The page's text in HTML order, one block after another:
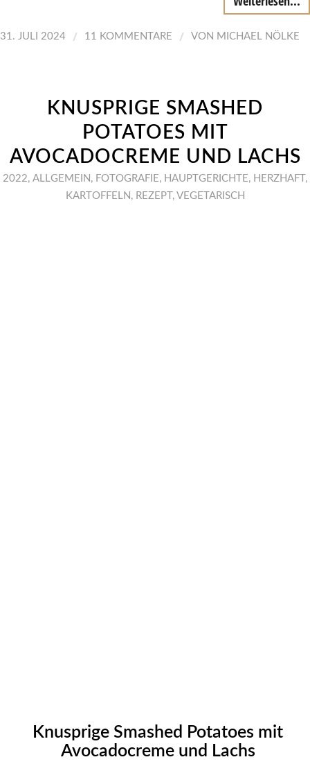
31. JULI 2024 / 11 KOMMENTARE / VON MICHAEL NÖLKE
KNUSPRIGE SMASHED
POTATOES MIT
AVOCADOCREME UND LACHS
2022, ALLGEMEIN , FOTOGRAFIE, HAUPTGERICHTE, HERZHAFT ,
KARTOFFELN , REZEPT , VEGETARISCH
Knusprige Smashed Potatoes mit
Avocadocreme und Lachs